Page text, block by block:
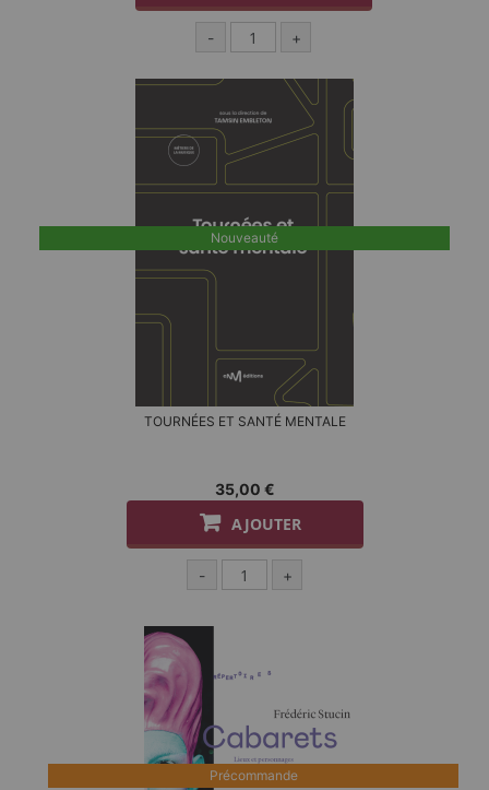
- +
Nouveauté
TOURNÉES ET SANTÉ MENTALE
35,00 €
AJOUTER
- +
Précommande